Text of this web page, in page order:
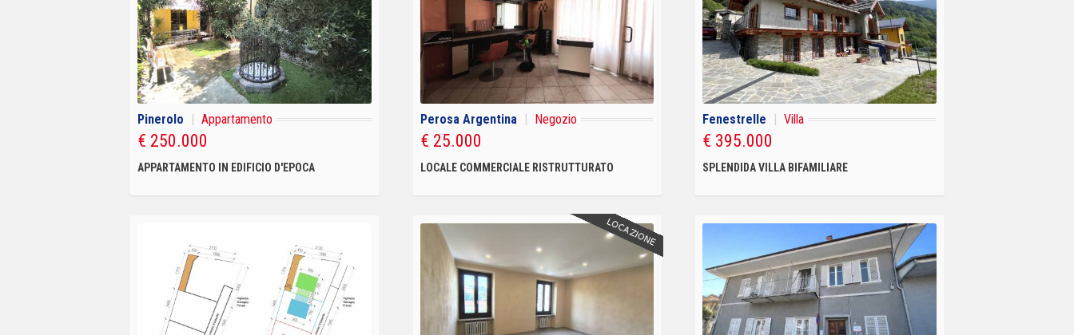
Pinerolo | Appartamento
€ 250.000
APPARTAMENTO IN EDIFICIO D'EPOCA
Perosa Argentina | Negozio
€ 25.000
LOCALE COMMERCIALE RISTRUTTURATO
Fenestrelle | Villa
€ 395.000
SPLENDIDA VILLA BIFAMILIARE